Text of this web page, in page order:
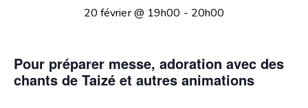
20 février @ 19h00 - 20h00
Pour préparer messe, adoration avec des
chants de Taizé et autres animations